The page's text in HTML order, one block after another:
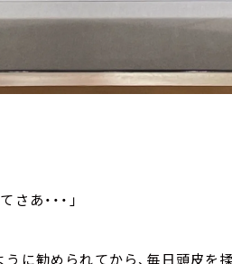
あ・・・」
に勧められてから、毎日頭皮を